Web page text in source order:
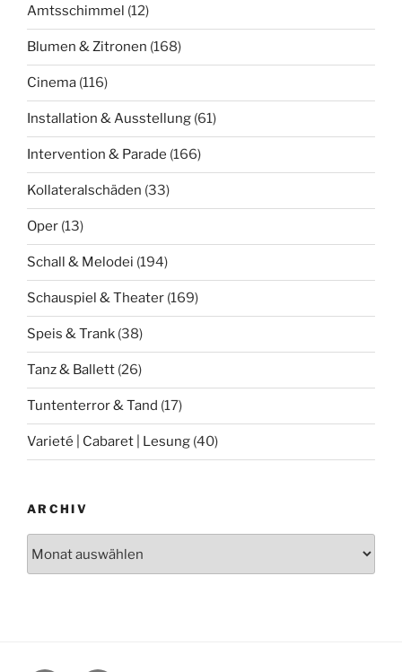
Amtsschimmel (12)
Blumen & Zitronen (168)
Cinema (116)
Installation & Ausstellung (61)
Intervention & Parade (166)
Kollateralschäden (33)
Oper (13)
Schall & Melodei (194)
Schauspiel & Theater (169)
Speis & Trank (38)
Tanz & Ballett (26)
Tuntenterror & Tand (17)
Varieté | Cabaret | Lesung (40)
ARCHIV